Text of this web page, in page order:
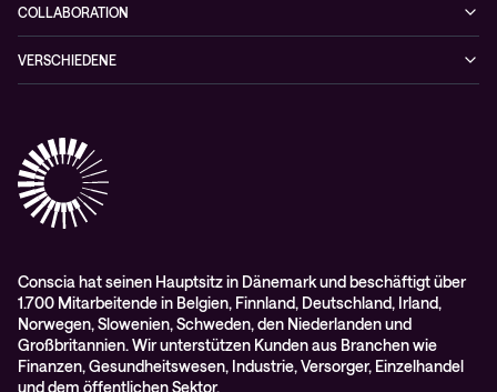
Whitepaper
Wie Sie kein zufälliges Opfer einer Cyberattacke werden
COLLABORATION
Cisco Webex
VERSCHIEDENE
RMA-Antrag
AGB
Conscia hat seinen Hauptsitz in Dänemark und beschäftigt über
1.700 Mitarbeitende in Belgien, Finnland, Deutschland, Irland,
Norwegen, Slowenien, Schweden, den Niederlanden und
Großbritannien. Wir unterstützen Kunden aus Branchen wie
Finanzen, Gesundheitswesen, Industrie, Versorger, Einzelhandel
und dem öffentlichen Sektor.